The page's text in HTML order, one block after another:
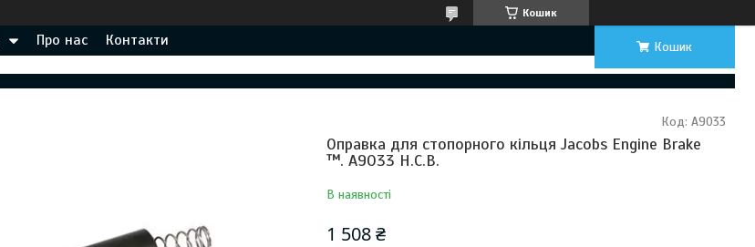
Кошик
Про нас Контакти Кошик
Оправка для стопорного кільця Jacobs Engine Brake
™. A9033 H.C.B.
В наявності
Код: A9033
1 508 ₴